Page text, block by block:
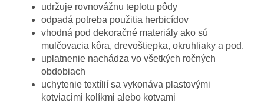
udržuje rovnovážnu teplotu pôdy
odpadá potreba použitia herbicídov
vhodná pod dekoračné materiály ako sú
mulčovacia kôra, drevoštiepka, okruhliaky a pod.
uplatnenie nachádza vo všetkých ročných
obdobiach
uchytenie textílií sa vykonáva plastovými
kotviacimi kolíkmi alebo kotvami